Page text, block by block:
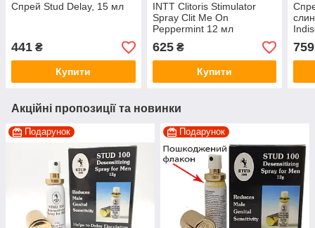
Спрей Stud Delay, 15 мл
441 ₴
Купити
INTT Clitoris Stimulator
Spray Clit Me On
Peppermint 12 мл
625₴
Купити
759
Акційні пропозиції та новинки
Подарунок Подарунок